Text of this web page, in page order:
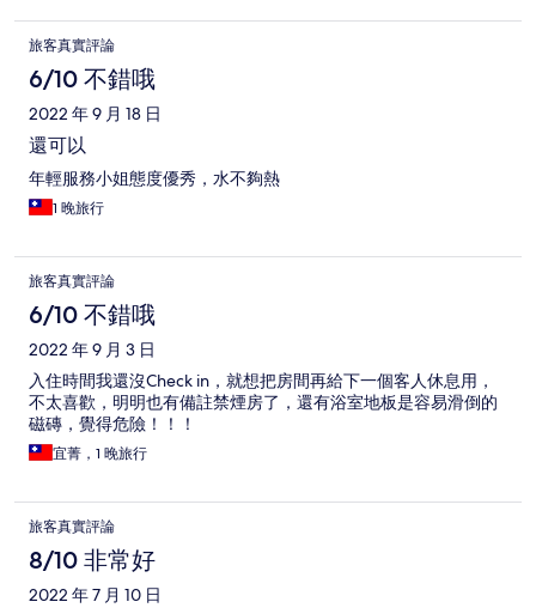
旅客真實評論
6/10 不錯哦
2022 年 9 月 18 日
還可以
年輕服務小姐態度優秀，水不夠熱
1 晚旅行
旅客真實評論
6/10 不錯哦
2022 年 9 月 3 日
入住時間我還沒Check in，就想把房間再給下一個客人休息用，
不太喜歡，明明也有備註禁煙房了，還有浴室地板是容易滑倒的
磁磚，覺得危險！！！
宜菁，1 晚旅行
旅客真實評論
8/10 非常好
2022 年 7 月 10 日